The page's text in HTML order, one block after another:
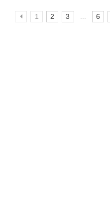
1 2 3 6